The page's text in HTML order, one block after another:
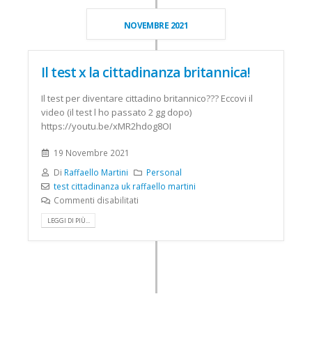
NOVEMBRE 2021
Il test x la cittadinanza britannica!
Il test per diventare cittadino britannico??? Eccovi il
video (il test l ho passato 2 gg dopo)
https://youtu.be/xMR2hdog8OI
19 Novembre 2021
Di Raffaello Martini
Personal
test cittadinanza uk raffaello martini
Commenti disabilitati
LEGGI DI PIÙ...